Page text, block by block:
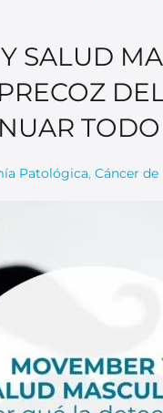
SALUD
Patológica, Cáncer